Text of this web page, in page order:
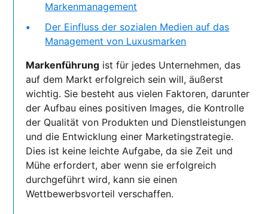
Markenmanagement
Der Einfluss der sozialen Medien auf das
Management von Luxusmarken
Markenführung ist für jedes Unternehmen, das
auf dem Markt erfolgreich sein will, äußerst
wichtig. Sie besteht aus vielen Faktoren, darunter
der Aufbau eines positiven Images, die Kontrolle
der Qualität von Produkten und Dienstleistungen
und die Entwicklung einer Marketingstrategie.
Dies ist keine leichte Aufgabe, da sie Zeit und
Mühe erfordert, aber wenn sie erfolgreich
durchgeführt wird, kann sie einen
Wettbewerbsvorteil verschaffen.